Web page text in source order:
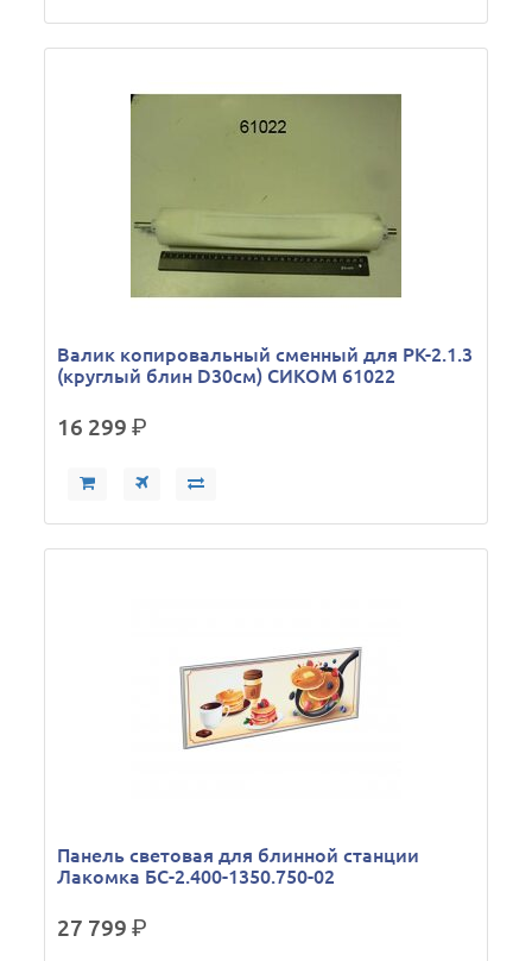
Валик копировальный сменный для РК-2.1.3
(круглый блин D30см) СИКОМ 61022
16 299р.
Панель световая для блинной станции
Лакомка БС-2.400-1350.750-02
27 799р.